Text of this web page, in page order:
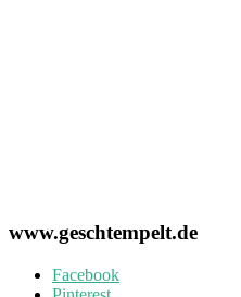
www.geschtempelt.de
Facebook